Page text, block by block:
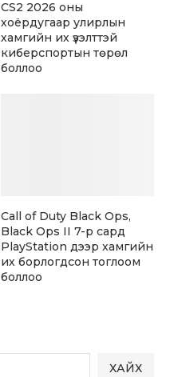
ХАЙХ
CS2 2026 оны
хоёрдугаар улирлын
хамгийн их үзэлттэй
киберспортын төрөл
боллоо
Call of Duty Black Ops,
Black Ops II 7-р сард
PlayStation дээр хамгийн
их борлогдсон тоглоом
боллоо